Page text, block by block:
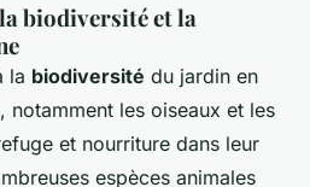
biodiversité et la
la biodiversité du jardin en
notamment les oiseaux et les
et nourriture dans leur
espèces animales